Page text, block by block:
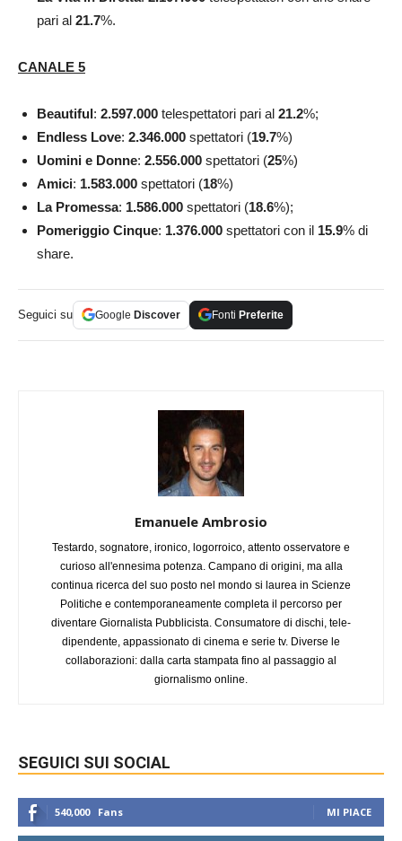
pari al 21.7%.
CANALE 5
Beautiful: 2.597.000 telespettatori pari al 21.2%;
Endless Love: 2.346.000 spettatori (19.7%)
Uomini e Donne: 2.556.000 spettatori (25%)
Amici: 1.583.000 spettatori (18%)
La Promessa: 1.586.000 spettatori (18.6%);
Pomeriggio Cinque: 1.376.000 spettatori con il 15.9% di
share.
Seguici su Google Discover Fonti Preferite
Emanuele Ambrosio
Testardo, sognatore, ironico, logorroico, attento osservatore e
curioso all'ennesima potenza. Campano di origini, ma alla
continua ricerca del suo posto nel mondo si laurea in Scienze
Politiche e contemporaneamente completa il percorso per
diventare Giornalista Pubblicista. Consumatore di dischi, tele-
dipendente, appassionato di cinema e serie tv. Diverse le
collaborazioni: dalla carta stampata fino al passaggio al
giornalismo online.
SEGUICI SUI SOCIAL
540,000 Fans MI PIACE